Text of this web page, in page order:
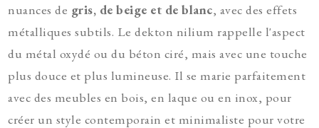
nuances de gris, de beige et de blanc, avec des effets
métalliques subtils. Le dekton nilium rappelle l'aspect
du métal oxydé ou du béton ciré, mais avec une touche
plus douce et plus lumineuse. Il se marie parfaitement
avec des meubles en bois, en laque ou en inox, pour
créer un style contemporain et minimaliste pour votre